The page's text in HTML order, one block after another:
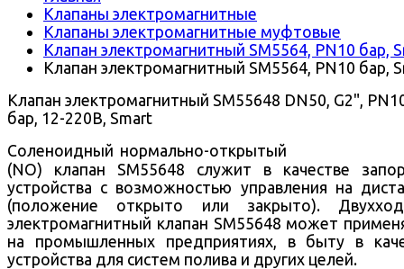
Клапаны электромагнитные
Клапаны электромагнитные муфтовые
Клапан электромагнитный SM5564, PN10 бар,
Клапан электромагнитный SM5564, PN10 бар,
Клапан электромагнитный SM55648 DN50, G2",
бар, 12-220В, Smart
Соленоидный нормально-открытый
(NO) клапан SM55648 служит в качестве
устройства с возможностью управления на
(положение открыто или закрыто).
электромагнитный клапан SM55648 может
на промышленных предприятиях, в быту в
устройства для систем полива и других целей.